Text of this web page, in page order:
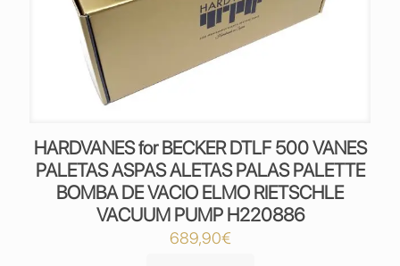
HARDVANES for BECKER DTLF 500 VANES
PALETAS ASPAS ALETAS PALAS PALETTE
BOMBA DE VACIO ELMO RIETSCHLE
VACUUM PUMP H220886
689,90€